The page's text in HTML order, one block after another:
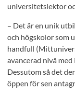
universitetslektor
– Det är en unik
och högskolor som
handfull
avancerad nivå
Dessutom så det
öppen för sen